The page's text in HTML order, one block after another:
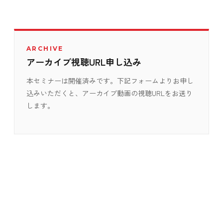
ARCHIVE
アーカイブ視聴URL申し込み
本セミナーは開催済みです。下記フォームよりお申し
込みいただくと、アーカイブ動画の視聴URLをお送り
します。